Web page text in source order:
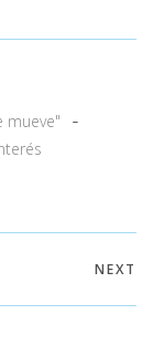
mueve" -
NEXT